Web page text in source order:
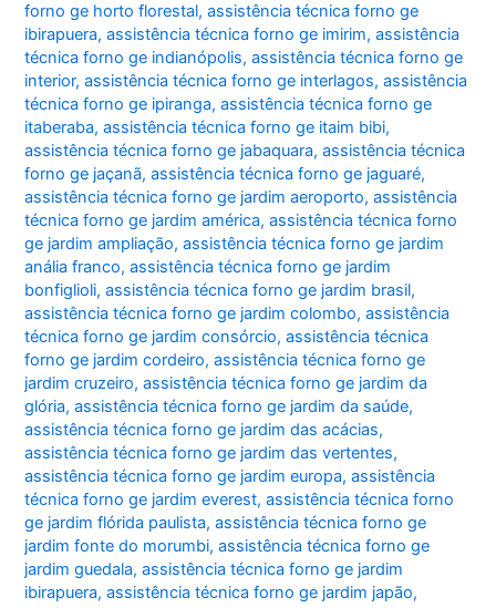
forno ge horto florestal,assistência técnica forno ge
ibirapuera,assistência técnica forno ge imirim,assistência
técnica forno ge indianópolis,assistência técnica forno ge
interior,assistência técnica forno ge interlagos,assistência
técnica forno ge ipiranga,assistência técnica forno ge
itaberaba,assistência técnica forno ge itaim bibi,
assistência técnica forno ge jabaquara,assistência técnica
forno ge jaçanã,assistência técnica forno ge jaguaré,
assistência técnica forno ge jardim aeroporto,assistência
técnica forno ge jardim américa,assistência técnica forno
ge jardim ampliação,assistência técnica forno ge jardim
anália franco,assistência técnica forno ge jardim
bonfiglioli,assistência técnica forno ge jardim brasil,
assistência técnica forno ge jardim colombo,assistência
técnica forno ge jardim consórcio,assistência técnica
forno ge jardim cordeiro,assistência técnica forno ge
jardim cruzeiro,assistência técnica forno ge jardim da
glória,assistência técnica forno ge jardim da saúde,
assistência técnica forno ge jardim das acácias,
assistência técnica forno ge jardim das vertentes,
assistência técnica forno ge jardim europa,assistência
técnica forno ge jardim everest,assistência técnica forno
ge jardim flórida paulista,assistência técnica forno ge
jardim fonte do morumbi,assistência técnica forno ge
jardim guedala,assistência técnica forno ge jardim
ibirapuera,assistência técnica forno ge jardim japão,